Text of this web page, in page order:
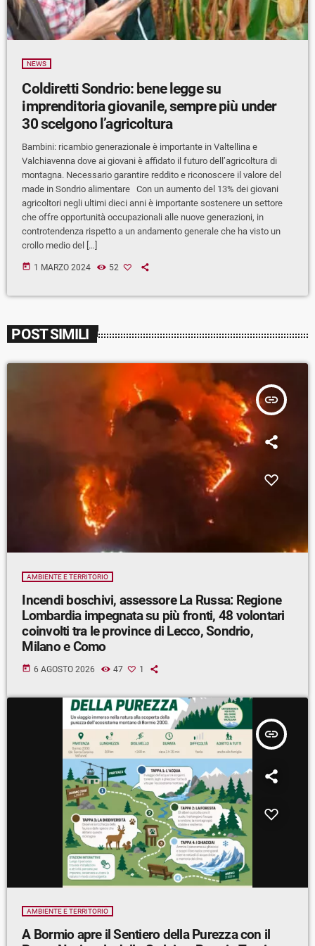
NEWS
Coldiretti Sondrio: bene legge su
imprenditoria giovanile, sempre più under
30 scelgono l’agricoltura
Bambini: ricambio generazionale è importante in Valtellina e
Valchiavenna dove ai giovani è affidato il futuro dell’agricoltura di
montagna. Necessario garantire reddito e riconoscere il valore del
made in Sondrio alimentare Con un aumento del 13% dei giovani
agricoltori negli ultimi dieci anni è importante sostenere un settore
che offre opportunità occupazionali alle nuove generazioni, in
controtendenza rispetto a un andamento generale che ha visto un
crollo medio del […]
today 1 MARZO 2024 52
POST SIMILI
insert_link
AMBIENTE E TERRITORIO
Incendi boschivi, assessore La Russa: Regione
Lombardia impegnata su più fronti, 48 volontari
coinvolti tra le province di Lecco, Sondrio,
Milano e Como
today 6 AGOSTO 2026 47 1
insert_link
AMBIENTE E TERRITORIO
A Bormio apre il Sentiero della Purezza con il